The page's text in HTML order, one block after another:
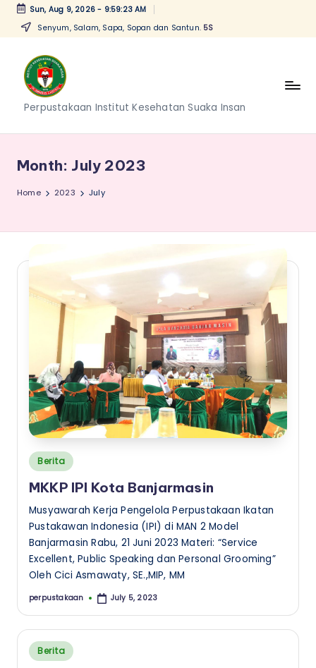
content
Sun, Aug 9, 2026 - 9:59:23 AM
Senyum, Salam, Sapa, Sopan dan Santun. 5S
P
e
r
u
a
k
I
n
s
t
t
u
t
K
e
s
e
Perpustakaan Institut Kesehatan Suaka Insan
Month: July 2023
Home 2023 July
Posted
in
Berita
MKKP IPI Kota Banjarmasin
Musyawarah Kerja Pengelola Perpustakaan Ikatan
Pustakawan Indonesia (IPI) di MAN 2 Model
Banjarmasin Rabu, 21 Juni 2023 Materi: “Service
Excellent, Public Speaking dan Personal Grooming”
Oleh Cici Asmawaty, SE.,MIP, MM
Posted
perpustakaan July 5, 2023
Posted
in
Berita